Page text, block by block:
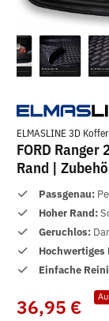
ELMASLINE 3D
FORD
Rand |
Passgenau:
Hoher Rand:
Geruchlos:
Hochwertiges
Einfache
36,95 €